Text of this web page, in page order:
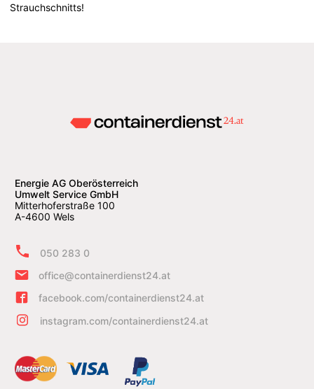
Strauchschnitts!
Energie AG Oberösterreich
Umwelt Service GmbH
Mitterhoferstraße 100
A-4600 Wels
050 283 0
office@containerdienst24.at
facebook.com/containerdienst24.at
instagram.com/containerdienst24.at